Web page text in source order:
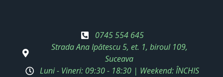
0745 554 645
Strada Ana Ipătescu 5, et. 1, biroul 109,
Suceava
Luni - Vineri: 09:30 - 18:30 | Weekend: ÎNCHIS